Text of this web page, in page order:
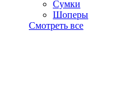
Сумки
Шоперы
Смотреть все